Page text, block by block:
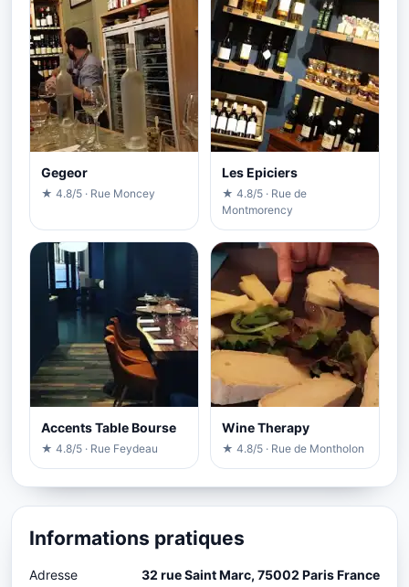
Gegeor
★ 4.8/5 · Rue Moncey
Les Epiciers
★ 4.8/5 · Rue de
Montmorency
Accents Table Bourse
★ 4.8/5 · Rue Feydeau
Wine Therapy
★ 4.8/5 · Rue de Montholon
Informations pratiques
Adresse 32 rue Saint Marc, 75002 Paris France